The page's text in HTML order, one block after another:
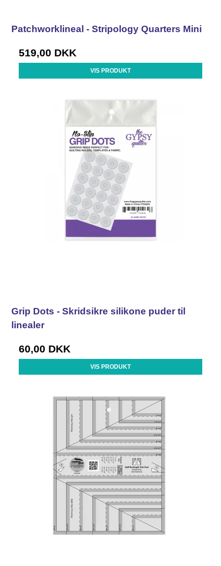
Patchworklineal - Stripology Quarters Mini
519,00 DKK
VIS PRODUKT
Grip Dots - Skridsikre silikone puder til
linealer
60,00 DKK
VIS PRODUKT